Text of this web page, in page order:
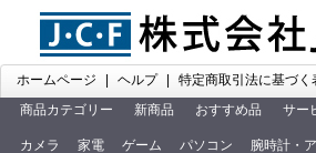
ホームページ ヘルプ 特定商取引法に基づく
商品カテゴリー
新商品 おすすめ品 サー
カメラ 家電 ゲーム パソコン 腕時計・